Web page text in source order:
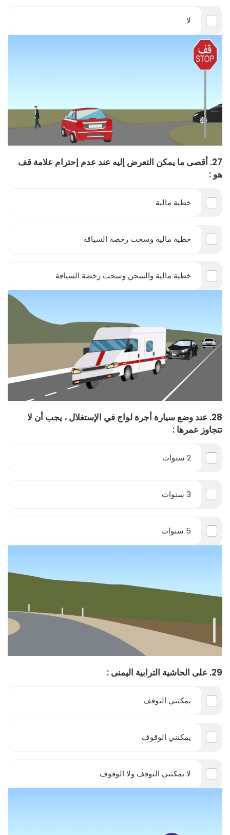
لا
27. أقصى ما يمكن التعرض إليه عند عدم إحترام علامة قف
هو :
خطية مالية
خطية مالية وسحب رخصة السياقة
خطية مالية والسجن وسحب رخصة السياقة
28. عند وضع سيارة أجرة لواج في الإستغلال ، يجب أن لا
تتجاوز عمرها :
2 سنوات
3 سنوات
5 سنوات
29. على الحاشية الترابية اليمنى :
يمكنني التوقف
يمكنني الوقوف
لا يمكنني التوقف ولا الوقوف